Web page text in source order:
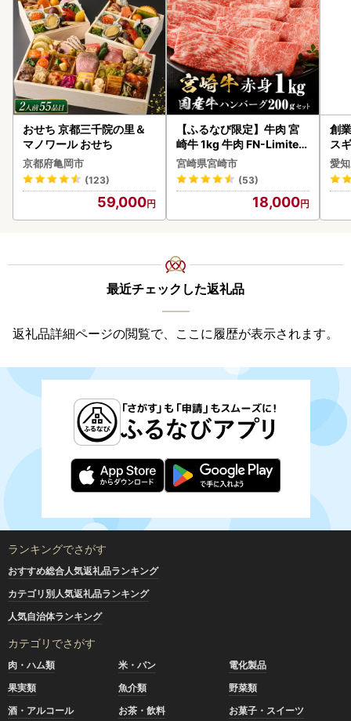
おせち 京都三千院の里＆
マノワール おせち
京都府亀岡市
(123)
59,000
【ふるなび限定】牛肉 宮
崎牛 1kg 牛肉 FN-Limited
-VO
宮崎県宮崎市
(53)
18,000
創
ス
み
惣
ン
愛
最近チェックした返礼品
返礼品詳細ページの閲覧で、ここに履歴が表示されます。
ランキングでさがす
おすすめ総合人気返礼品ランキング
カテゴリ別人気返礼品ランキング
人気自治体ランキング
カテゴリでさがす
肉・ハム類 米・パン
電化製品
果実類
魚介類
野菜類
酒・アルコール
お茶・飲料
お菓子・スイーツ